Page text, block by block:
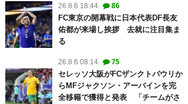
26.8.6 18:44 86
FC東京の開幕戦に日本代表DF長友
佑都が来場し挨拶 去就に注目集ま
る
26.8.6 08:14 75
セレッソ大阪がFCザンクトパウリか
らMFジャクソン・アーバインを完
全移籍で獲得と発表 「チームがさ